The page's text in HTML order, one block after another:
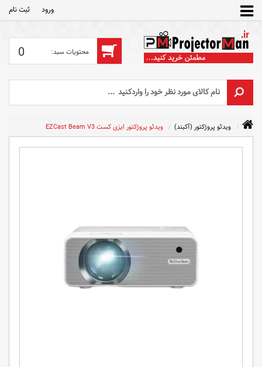
ورود ثبت‌ نام
0
ویدئو پروژکتور (آکبند) ویدئو پروژکتور ایزی کست EZCast Beam V3